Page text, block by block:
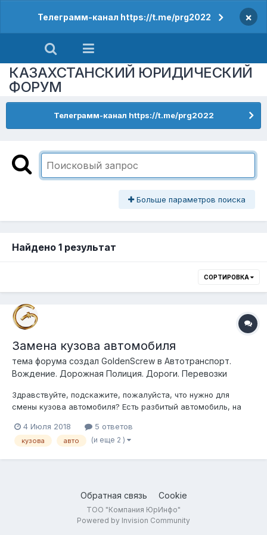
Телеграмм-канал https://t.me/prg2022 ×
КАЗАХСТАНСКИЙ ЮРИДИЧЕСКИЙ
ФОРУМ
Телеграмм-канал https://t.me/prg2022
Больше параметров поиска
Найдено 1 результат
СОРТИРОВКА
Замена кузова автомобиля
тема форума создал GoldenScrew в Автотранспорт.
Вождение. Дорожная Полиция. Дороги. Перевозки
Здравствуйте, подскажите, пожалуйста, что нужно для
смены кузова автомобиля? Есть разбитый автомобиль, на
такого же года, той же марки, смогу ли Я сделать замену
кузова, какие документы для этого нужны, желательно с
4 Июля 2018 5 ответов
кузова авто (и еще 2 )
Обратная связь Cookie
ТОО "Компания ЮрИнфо"
Powered by Invision Community